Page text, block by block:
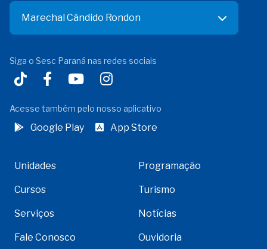
Marechal Cândido Rondon
Siga o Sesc Paraná nas redes sociais
Acesse também pelo nosso aplicativo
Google Play App Store
Unidades Programação
Cursos Turismo
Serviços Notícias
Fale Conosco Ouvidoria